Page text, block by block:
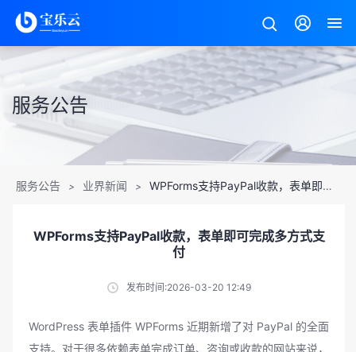
服务公告
服务公告 > 业界新闻 > WPForms支持PayPal收款，表单即可完成多方式支付
WPForms支持PayPal收款，表单即可完成多方式支
付
发布时间:2026-03-20 12:49
WordPress 表单插件 WPForms 近期新增了对 PayPal 的全面
支持。对于很多依赖表单完成订单、咨询或收款的网站来说，